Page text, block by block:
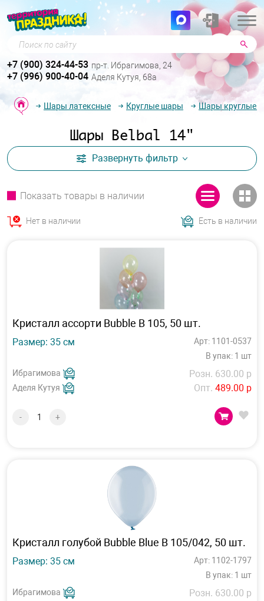
Поиск по сайту
+7 (900) 324-44-53 пр-т. Ибрагимова, 24
+7 (996) 900-40-04 Аделя Кутуя, 68а
Шары латексные Круглые шары Шары круглые
Шары Belbal 14"
Развернуть фильтр
Показать товары в наличии
Нет в наличии Есть в наличии
Кристалл ассорти Bubble B 105, 50 шт.
Размер: 35 см
Арт: 1101-0537
В упак: 1 шт
Ибрагимова
Аделя Кутуя
Розн. 630.00 р
Опт. 489.00 р
- +
Кристалл голубой Bubble Blue B 105/042, 50 шт.
Размер: 35 см
Арт: 1102-1797
В упак: 1 шт
Ибрагимова
Розн. 630.00 р